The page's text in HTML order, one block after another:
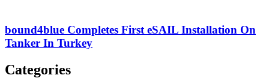
bound4blue Completes First eSAIL Installation On
Tanker In Turkey
Categories